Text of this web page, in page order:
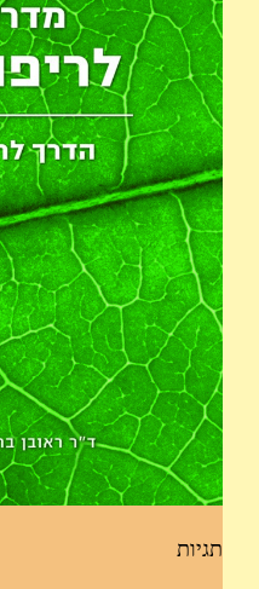
תגיות